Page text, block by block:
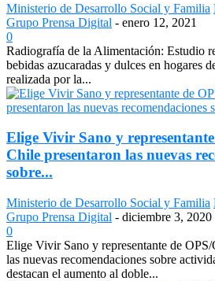
Ministerio de Desarrollo Social y Familia
Grupo Prensa Digital - enero 12, 2021
0
Radiografía de la Alimentación: Estudio
bebidas azucaradas y dulces en hogares
realizada por la...
Elige Vivir Sano y
Chile presentaron las nuevas
sobre...
Ministerio de Desarrollo Social y Familia
Grupo Prensa Digital - diciembre 3, 2020
0
Elige Vivir Sano y representante de
las nuevas recomendaciones sobre
destacan el aumento al doble...